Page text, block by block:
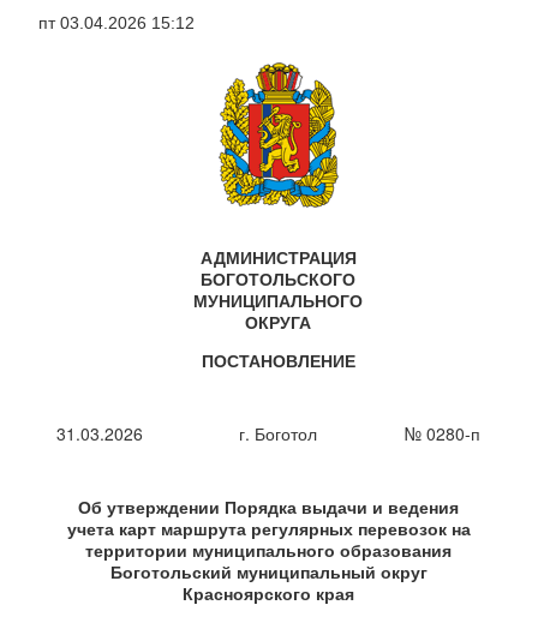
пт 03.04.2026 15:12
АДМИНИСТРАЦИЯ
БОГОТОЛЬСКОГО
МУНИЦИПАЛЬНОГО
ОКРУГА
ПОСТАНОВЛЕНИЕ
31.03.2026 г. Боготол № 0280-п
Об утверждении Порядка выдачи и ведения
учета карт маршрута регулярных перевозок на
территории муниципального образования
Боготольский муниципальный округ
Красноярского края